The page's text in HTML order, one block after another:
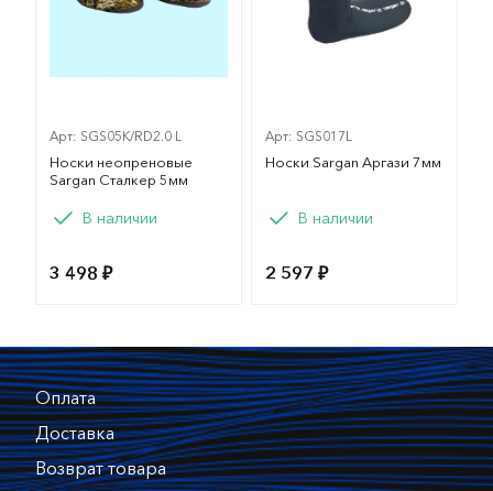
Арт: SGS05K/RD2.0 L
Носки неопреновые
Sargan Сталкер 5мм
ВариантВ наличии
3 498 ₽
Арт: SGS017L
Носки Sargan Аргази 7мм
ВариантВ наличии
2 597 ₽
Оплата
Доставка
Возврат товара